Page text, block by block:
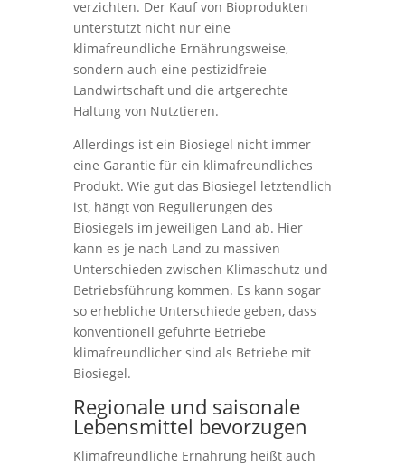
verzichten. Der Kauf von Bioprodukten
unterstützt nicht nur eine
klimafreundliche Ernährungsweise,
sondern auch eine pestizidfreie
Landwirtschaft und die artgerechte
Haltung von Nutztieren.
Allerdings ist ein Biosiegel nicht immer
eine Garantie für ein klimafreundliches
Produkt. Wie gut das Biosiegel letztendlich
ist, hängt von Regulierungen des
Biosiegels im jeweiligen Land ab. Hier
kann es je nach Land zu massiven
Unterschieden zwischen Klimaschutz und
Betriebsführung kommen. Es kann sogar
so erhebliche Unterschiede geben, dass
konventionell geführte Betriebe
klimafreundlicher sind als Betriebe mit
Biosiegel.
Regionale und saisonale
Lebensmittel bevorzugen
Klimafreundliche Ernährung heißt auch